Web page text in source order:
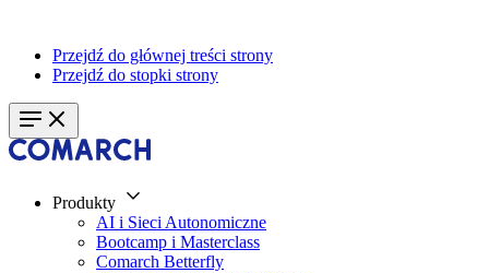
Przejdź do głównej treści strony
Przejdź do stopki strony
Produkty
AI i Sieci Autonomiczne
Bootcamp i Masterclass
Comarch Betterfly